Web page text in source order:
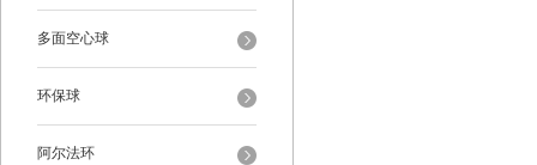
多面空心球
环保球
阿尔法环